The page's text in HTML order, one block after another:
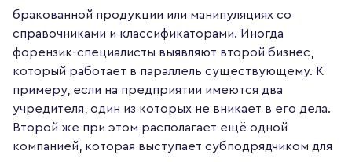
бракованной продукции или манипуляциях со
справочниками и классификаторами. Иногда
форензик-специалисты выявляют второй бизнес,
который работает в параллель существующему. К
примеру, если на предприятии имеются два
учредителя, один из которых не вникает в его дела.
Второй же при этом располагает ещё одной
компанией, которая выступает субподрядчиком для